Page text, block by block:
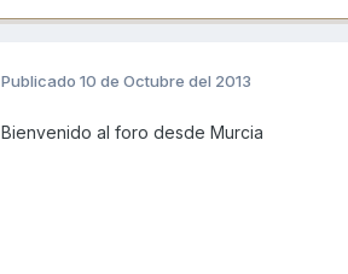
Publicado 10 de Octubre del 2013
Bienvenido al foro desde Murcia